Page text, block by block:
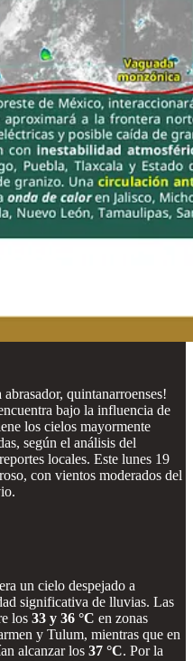
abrasador, quintanarroenses!
bajo la influencia de
los cielos mayormente
según el análisis del
locales. Este lunes 19
con vientos moderados del
un cielo despejado a
significativa de lluvias. Las
los 33 y 36 °C en zonas
y Tulum, mientras que en
alcanzar los 37 °C. Por la